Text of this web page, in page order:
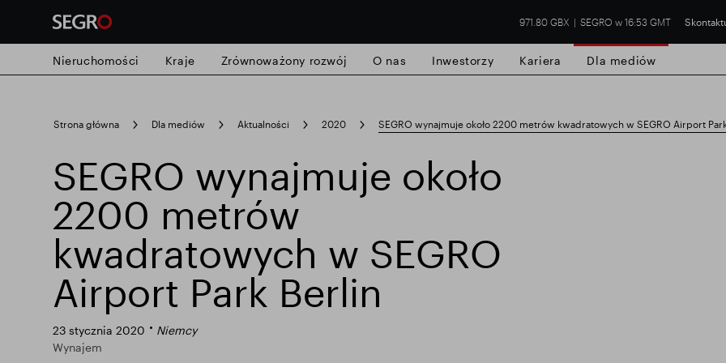
971.80 GBX SEGRO w 16:53 GMT
search
for
Popularne wyszukiwanie
Odpowiedzialny SEGRO Posiadłość handlowa w Slough
Inteligentny park
Nieruchomości Kraje Zrównoważony rozwój O nas Inwestorzy Kariera Dla mediów
Strona główna Dla mediów Aktualności 2020 SEGRO wynajmuje około 2200 metrów kwadratowych w SEGRO Airport
SEGRO wynajmuje około
2200 metrów
kwadratowych w SEGRO
Airport Park Berlin
23 stycznia 2020
Niemcy
Wynajem